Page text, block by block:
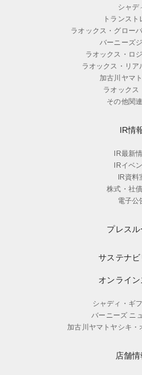
シャデ
トランスト
ラオックス・グロー
バーニーズ
ラオックス・ロ
ラオックス・リア
加古川ヤマ
ラオックス
その他関
IR情
IR最新
IRイベ
IR資料
株式・社
電子公
プレスル
サステナビ
オンライ
シャディ・ギ
バーニーズ ニ
加古川ヤマトヤシキ・
店舗情